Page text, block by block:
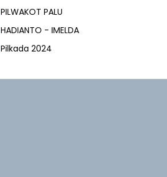
PILWAKOT PALU
HADIANTO - IMELDA
Pilkada 2024